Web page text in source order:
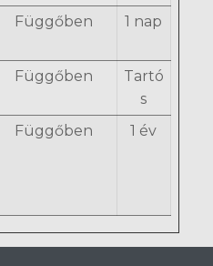
Függőben 1 nap
Függőben
Tartó
s
Függőben 1 év